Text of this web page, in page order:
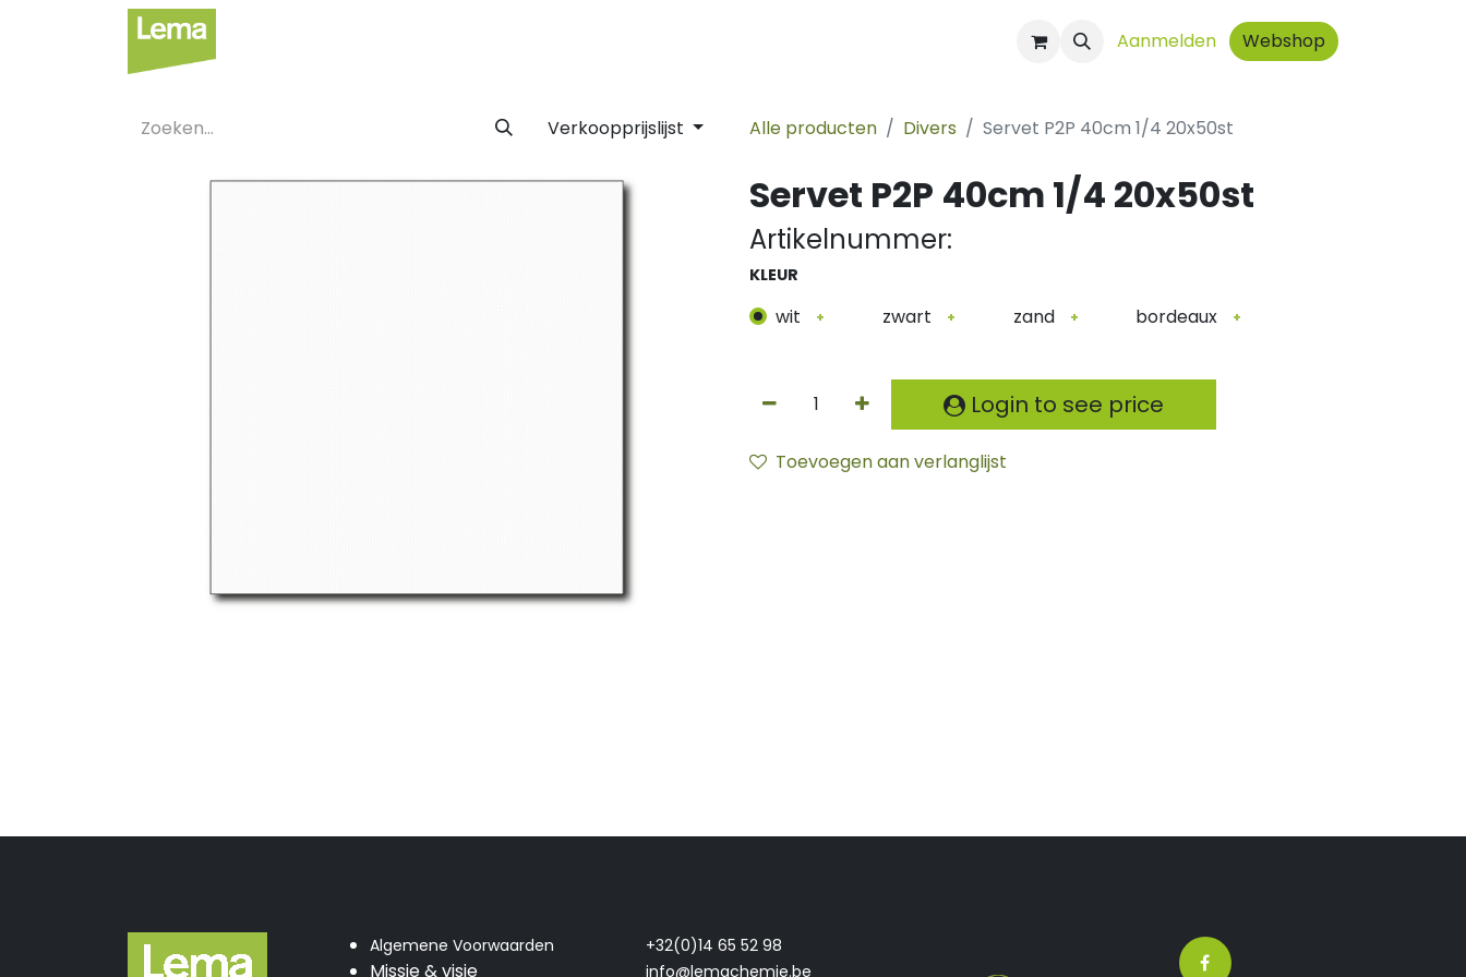
Aanmelden Webshop
Verkoopprijslijst Alle producten Divers Servet P2P 40cm 1/4 20x50st
Servet P2P 40cm 1/4 20x50st
Artikelnummer:
KLEUR
wit + zwart + zand + bordeaux +
Login to see price
Toevoegen aan verlanglijst
Algemene Voorwaarden
Missie & visie
+32(0)14 65 52 98
info@lemachemie.be